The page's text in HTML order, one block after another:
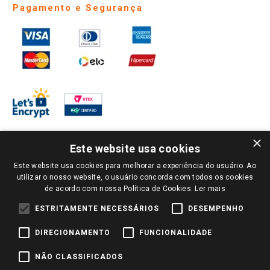
Pagamento e Segurança
PARA VER OS PREÇOS DA SUA REGIÃO, FAÇA LOGIN E SELECIONE A LOJA DE
SUA PREFERÊNCIA. SOMENTE APÓS O LOGIN, OS PREÇOS DA SUA REGIÃO OU
LOJA SERÃO CARREGADOS.
TODOS OS PREÇOS E CONDIÇÕES COMERCIAIS DESTE SITE SÃO VÁLIDOS APENAS
PARA COMPRAS REALIZADAS NO GIASSI.COM.BR E NA LOJA SELECIONADA
PREÇOS PARA AS VENDAS ONLINE DIVULGADOS NO SITE PREVALECEM ANTE
COMUNICAÇÃO E SITES DE BUSCAS.
2022 COPYRIGHT - GIASSI SUPERMERCADOS. TODOS OS DIREITOS RESERVADOS.
×
Este website usa cookies
Este website usa cookies para melhorar a experiência do usuário. Ao
utilizar o nosso website, o usuário concorda com todos os cookies
de acordo com nossa Política de Cookies. Ler mais
ESTRITAMENTE NECESSÁRIOS DESEMPENHO
DIRECIONAMENTO FUNCIONALIDADE
NÃO CLASSIFICADOS